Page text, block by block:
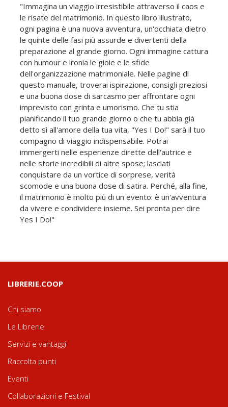
"Immagina un viaggio irresistibile attraverso il caos e
le risate del matrimonio. In questo libro illustrato,
ogni pagina è una nuova avventura, un'occhiata dietro
le quinte delle fasi più assurde e divertenti della
preparazione al grande giorno. Ogni immagine cattura
con humour e ironia le gioie e le sfide
dell'organizzazione matrimoniale. Nelle pagine di
questo manuale, troverai ispirazione, consigli preziosi
e una buona dose di sarcasmo per affrontare ogni
imprevisto con grinta e umorismo. Che tu stia
pianificando il tuo grande giorno o che tu abbia già
detto sì all'amore della tua vita, "Yes I Do!" sarà il tuo
compagno di viaggio indispensabile. Potrai
immergerti nelle esperienze dirette dell'autrice e
nelle storie incredibili di altre spose; lasciati
conquistare da un vortice di sorprese, verità
scomode e una buona dose di satira. Perché, alla fine,
il matrimonio è molto più di un evento: è un'avventura
da vivere e condividere insieme. Sei pronta per dire
Yes I Do!"
LIBRERIE.COOP
Chi siamo
Le Librerie
Servizi e vantaggi
Raccolta punti
Eventi
Collaborazioni e Festival